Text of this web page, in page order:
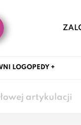
LOGOPEDY +
artykulacji